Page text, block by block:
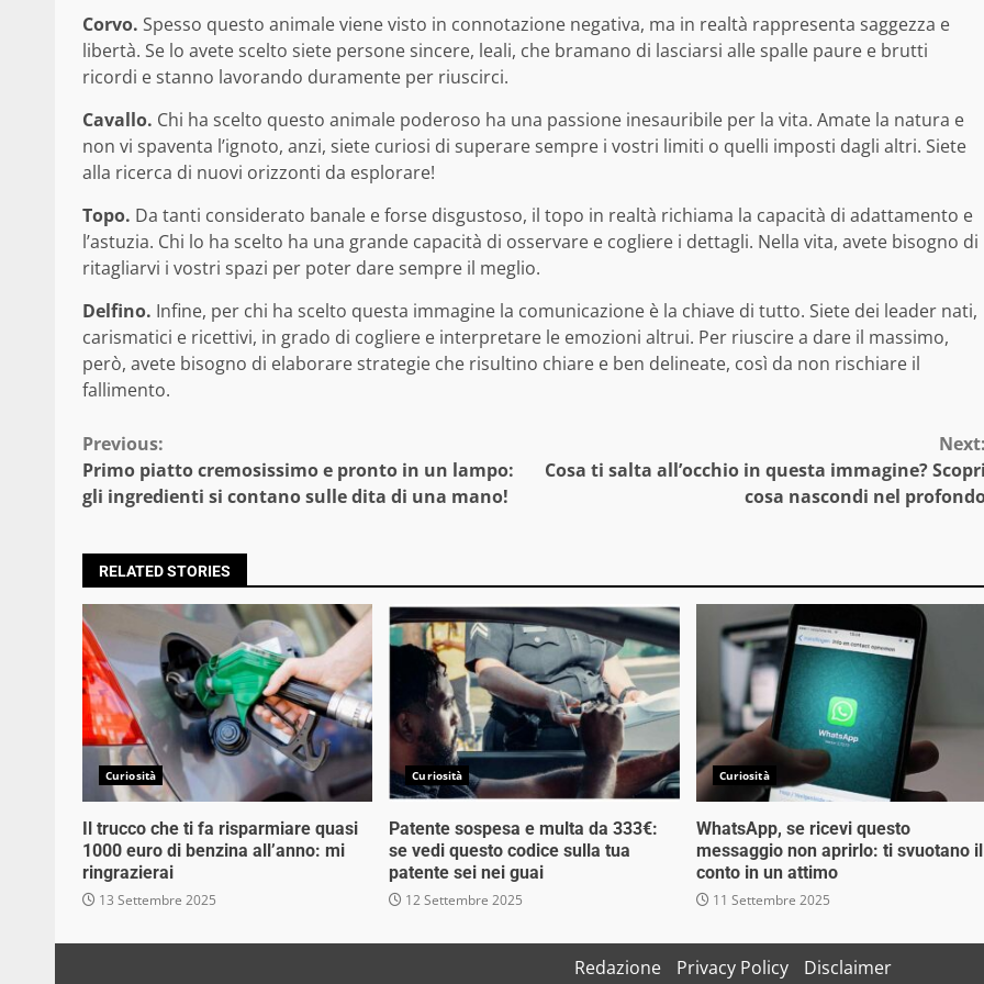
Corvo. Spesso questo animale viene visto in connotazione negativa, ma in realtà rappresenta saggezza e
libertà. Se lo avete scelto siete persone sincere, leali, che bramano di lasciarsi alle spalle paure e brutti
ricordi e stanno lavorando duramente per riuscirci.
Cavallo. Chi ha scelto questo animale poderoso ha una passione inesauribile per la vita. Amate la natura e
non vi spaventa l’ignoto, anzi, siete curiosi di superare sempre i vostri limiti o quelli imposti dagli altri. Siete
alla ricerca di nuovi orizzonti da esplorare!
Topo. Da tanti considerato banale e forse disgustoso, il topo in realtà richiama la capacità di adattamento e
l’astuzia. Chi lo ha scelto ha una grande capacità di osservare e cogliere i dettagli. Nella vita, avete bisogno di
ritagliarvi i vostri spazi per poter dare sempre il meglio.
Delfino. Infine, per chi ha scelto questa immagine la comunicazione è la chiave di tutto. Siete dei leader nati,
carismatici e ricettivi, in grado di cogliere e interpretare le emozioni altrui. Per riuscire a dare il massimo,
però, avete bisogno di elaborare strategie che risultino chiare e ben delineate, così da non rischiare il
fallimento.
Continue
Reading
Previous:
Primo piatto cremosissimo e pronto in un lampo:
gli ingredienti si contano sulle dita di una mano!
Cosa ti salta all’occhio in questa immagine?
cosa nascondi nel
RELATED STORIES
Curiosità
Il trucco che ti fa risparmiare quasi
1000 euro di benzina all’anno: mi
ringrazierai
13 Settembre 2025
Curiosità
Patente sospesa e multa da 333€:
se vedi questo codice sulla tua
patente sei nei guai
12 Settembre 2025
Curiosità
WhatsApp, se ricevi questo
messaggio non aprirlo: ti svuotano il
conto in un attimo
11 Settembre 2025
Redazione Privacy Policy Disclaimer